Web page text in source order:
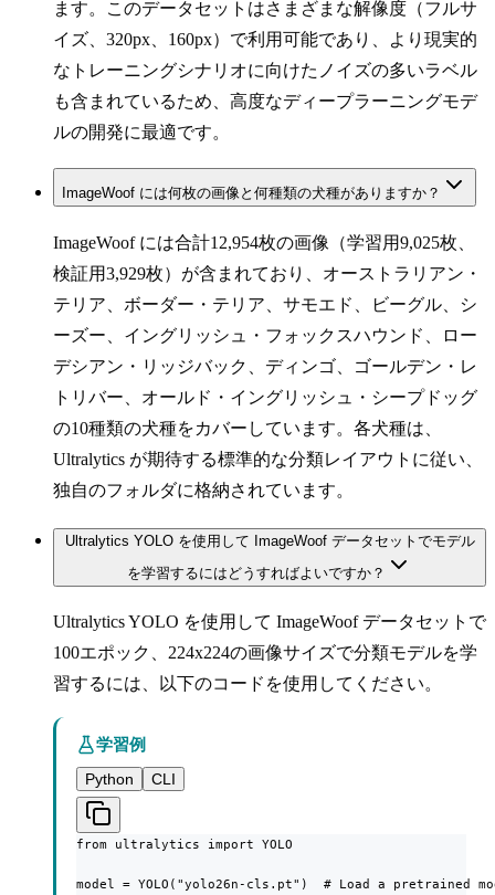
ます。このデータセットはさまざまな解像度（フルサ
イズ、320px、160px）で利用可能であり、より現実的
なトレーニングシナリオに向けたノイズの多いラベル
も含まれているため、高度なディープラーニングモデ
ルの開発に最適です。
ImageWoof には何枚の画像と何種類の犬種がありますか？
ImageWoof には合計12,954枚の画像（学習用9,025枚、
検証用3,929枚）が含まれており、オーストラリアン・
テリア、ボーダー・テリア、サモエド、ビーグル、シ
ーズー、イングリッシュ・フォックスハウンド、ロー
デシアン・リッジバック、ディンゴ、ゴールデン・レ
トリバー、オールド・イングリッシュ・シープドッグ
の10種類の犬種をカバーしています。各犬種は、
Ultralytics が期待する標準的な分類レイアウトに従い、
独自のフォルダに格納されています。
Ultralytics YOLO を使用して ImageWoof データセットでモデル
を学習するにはどうすればよいですか？
Ultralytics YOLO を使用して ImageWoof データセットで
100エポック、224x224の画像サイズで分類モデルを学
習するには、以下のコードを使用してください。
学習例
Python
CLI
from ultralytics import YOLO
model = YOLO("yolo26n-cls.pt")  # Load a pretrained